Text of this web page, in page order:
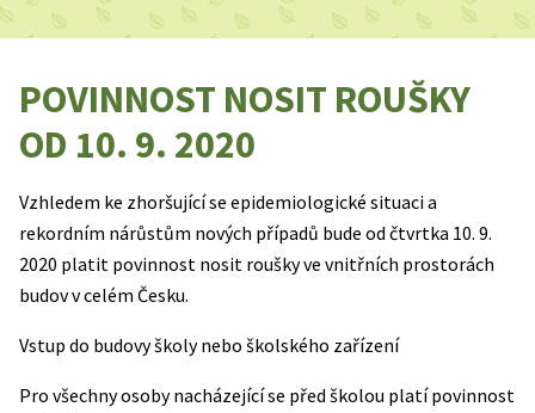
POVINNOST NOSIT ROUŠKY
OD 10. 9. 2020
Vzhledem ke zhoršující se epidemiologické situaci a
rekordním nárůstům nových případů bude od čtvrtka 10. 9.
2020 platit povinnost nosit roušky ve vnitřních prostorách
budov v celém Česku.
Vstup do budovy školy nebo školského zařízení
Pro všechny osoby nacházející se před školou platí povinnost